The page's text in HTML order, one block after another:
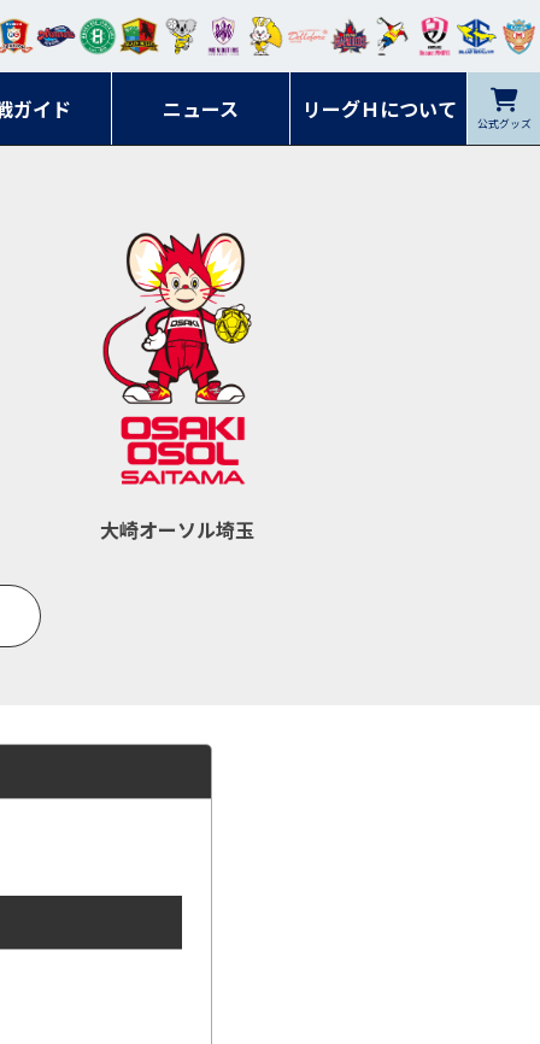
ガイド ニュース リーグＨについて 公式グッズ
ルネ コラ
ンマ
ーレ
ービ
ー石
ック 名古
オレ
ット
ツ
フォ
ーレ
岡山
イプ
ルレ
ッズ
シラ トピ
ンデ
ィー
クヤ
鹿児
島
大崎オーソル埼玉